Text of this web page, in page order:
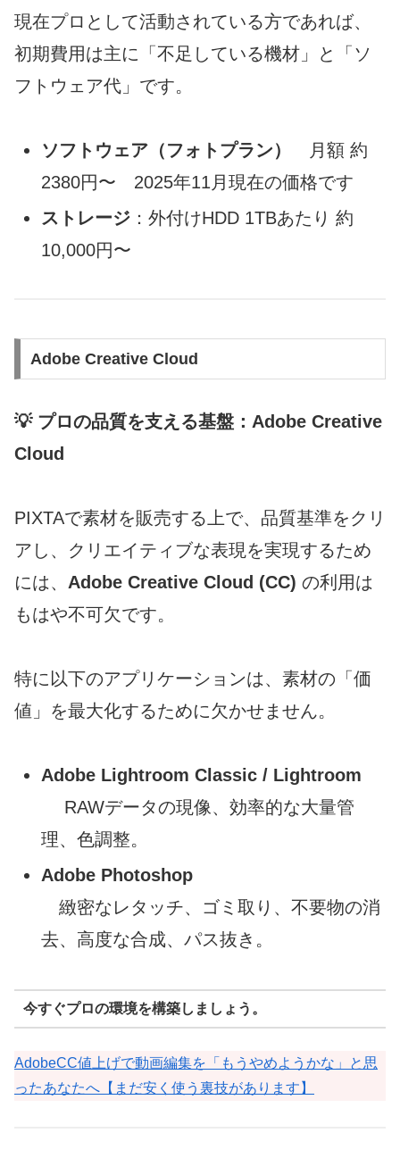
現在プロとして活動されている方であれば、
初期費用は主に「不足している機材」と「ソ
フトウェア代」です。
ソフトウェア（フォトプラン）
月額 約
2380円〜 2025年11月現在の価格です
ストレージ ：外付けHDD 1TBあたり 約
10,000円〜
Adobe Creative Cloud
💡 プロの品質を支える基盤：Adobe Creative
Cloud
PIXTAで素材を販売する上で、品質基準をクリ
アし、クリエイティブな表現を実現するため
には、 Adobe Creative Cloud (CC) の利用は
もはや不可欠です。
特に以下のアプリケーションは、素材の「価
値」を最大化するために欠かせません。
Adobe Lightroom Classic / Lightroom
RAWデータの現像、効率的な大量管
理、色調整。
Adobe Photoshop
緻密なレタッチ、ゴミ取り、不要物の消
去、高度な合成、パス抜き。
今すぐプロの環境を構築しましょう。
AdobeCC値上げで動画編集を「もうやめようかな」と思
ったあなたへ【まだ安く使う裏技があります】